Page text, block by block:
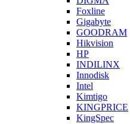
Foxline
Gigabyte
GOODRAM
Hikvision
HP
INDILINX
Innodisk
Intel
Kimtigo
KINGPRICE
KingSpec